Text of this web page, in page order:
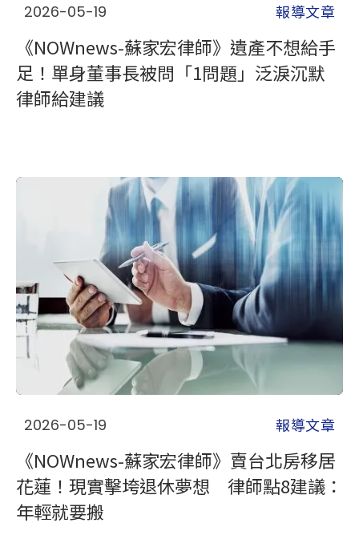
2026-05-19 報導文章
《NOWnews-蘇家宏律師》遺產不想給手
足！單身董事長被問「1問題」泛淚沉默
律師給建議
2026-05-19 報導文章
《NOWnews-蘇家宏律師》賣台北房移居
花蓮！現實擊垮退休夢想 律師點8建議：
年輕就要搬